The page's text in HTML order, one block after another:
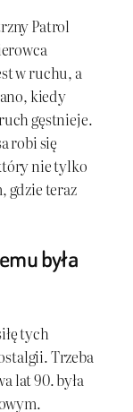
Patrol
w ruchu, a
kiedy
gęstnieje.
robi się
nie tylko
gdzie teraz
była
tych
Trzeba
lat 90. była